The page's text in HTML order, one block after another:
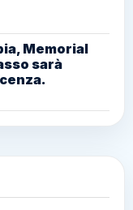
Memorial
sarà